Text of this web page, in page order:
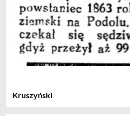
Kruszyński